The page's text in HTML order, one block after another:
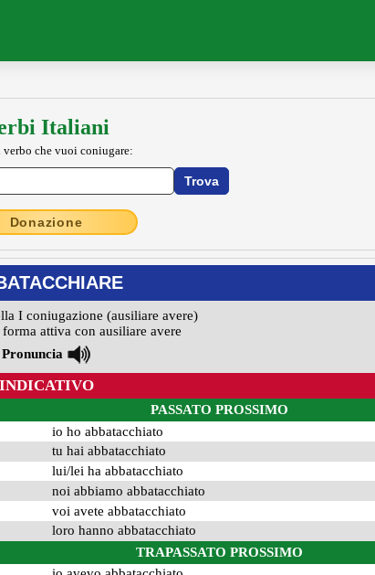
Italiani
che vuoi coniugare:
Donazione
I coniugazione (ausiliare avere)
attiva con ausiliare avere
Pronuncia
INDICATIVO
PASSATO PROSSIMO
io ho abbatacchiato
tu hai abbatacchiato
lui/lei ha abbatacchiato
noi abbiamo abbatacchiato
voi avete abbatacchiato
loro hanno abbatacchiato
TRAPASSATO PROSSIMO